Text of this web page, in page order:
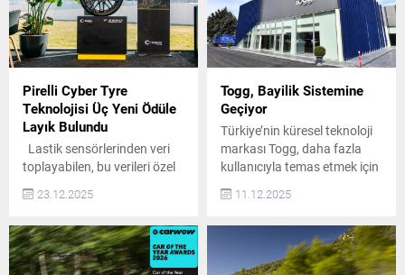
Pirelli Cyber Tyre
Teknolojisi Üç Yeni Ödüle
Layık Bulundu
Lastik sensörlerinden veri
toplayabilen, bu verileri özel
araç elektroniğiyle gerçek
kurabilen, dünyanın ilk
donanım ve yazılım sistemi
23.12.2025
Togg, Bayilik Sistemine
Geçiyor
Türkiye’nin küresel teknoloji
markası Togg, daha fazla
kullanıcıyla temas etmek için
ağını yeni iş birlikleriyle
aralık ayı boyunca Bursa
(Koçaslanlar Mobilite),
11.12.2025